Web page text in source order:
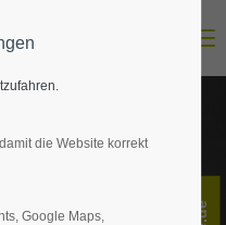
die Website korrekt
Google Maps,